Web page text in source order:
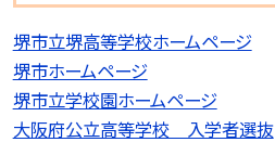
堺市立堺高等学校ホームページ
堺市ホームページ
堺市立学校園ホームページ
大阪府公立高等学校 入学者選抜